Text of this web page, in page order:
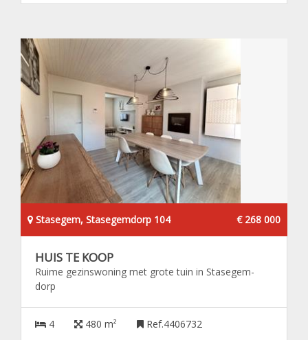
Stasegem, Stasegemdorp 104 € 268 000
HUIS TE KOOP
Ruime gezinswoning met grote tuin in Stasegem-
dorp
4 480 m² Ref.4406732